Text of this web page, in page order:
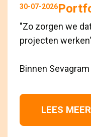
30-07-2026
"Zo zorgen we
projecten
Binnen
LEES MEER